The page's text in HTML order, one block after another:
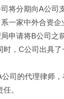
将分期向A公司
一家中外合资
申请将B公司之
，C公司出具
的代理律师，
。